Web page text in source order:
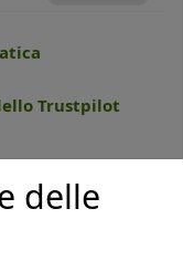
Trustpilot
delle